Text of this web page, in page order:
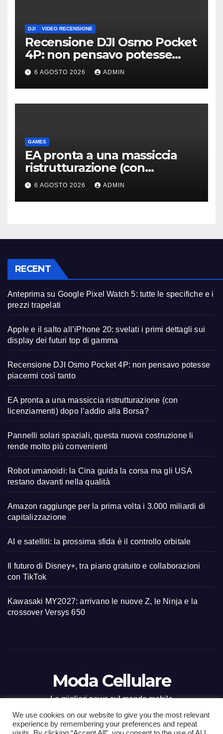
DJI VIDEO RECENSIONE
Recensione DJI Osmo Pocket
4P: non pensavo potesse
piacermi così tanto
6 AGOSTO 2026 ADMIN
GAMES
EA pronta a una massiccia
ristrutturazione (con
licenziamenti) dopo l’addio
alla Borsa?
6 AGOSTO 2026 ADMIN
RECENT
Anteprima su Google Pixel Watch 5: tutte le specifiche e i
prezzi trapelati
Apple e il salto all’iPhone 20: svelati i primi dettagli sui
display dei futuri top di gamma
Recensione DJI Osmo Pocket 4P: non pensavo potesse
piacermi così tanto
EA pronta a una massiccia ristrutturazione (con
licenziamenti) dopo l’addio alla Borsa?
Pannelli solari spaziali, questa nuova costruzione li
rende molto più convenienti
Robot umanoidi: la Cina guida la corsa ma gli USA
restano davanti nella qualità
Amazon raggiunge per la prima volta i 3.000 miliardi di
capitalizzazione
AI e satelliti: la prossima sfida è il controllo orbitale
Il futuro di Disney+, tra piano gratuito e collaborazioni
con TikTok
Kawasaki MY2027: arrivano le nuove Z, le Ninja e la
crossover Versys 650
Moda Cellulare
Le migliori news sul mondo mobile
We use cookies on our website to give you the most relevant
experience by remembering your preferences and repeat